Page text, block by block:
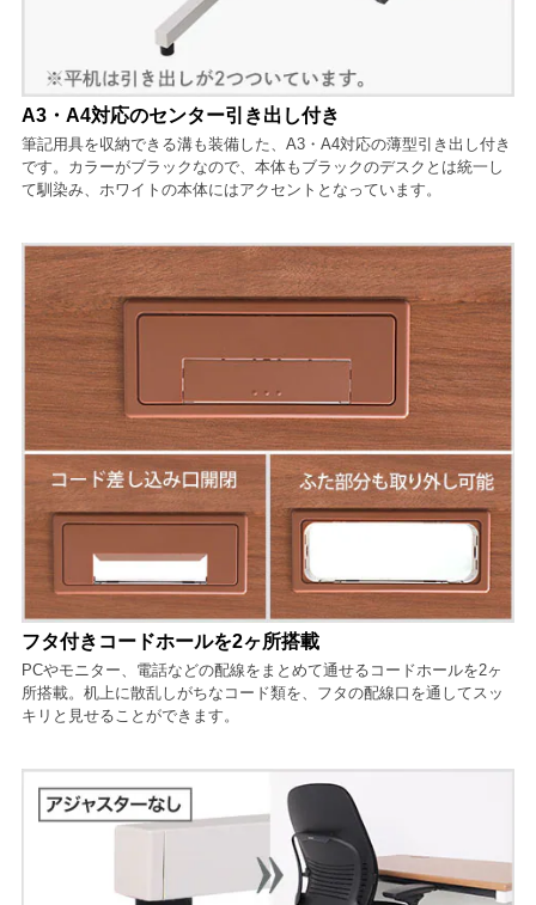
A3・A4対応のセンター引き出し付き
筆記用具を収納できる溝も装備した、A3・A4対応の薄型引き出し付き
です。カラーがブラックなので、本体もブラックのデスクとは統一し
て馴染み、ホワイトの本体にはアクセントとなっています。
フタ付きコードホールを2ヶ所搭載
PCやモニター、電話などの配線をまとめて通せるコードホールを2ヶ
所搭載。机上に散乱しがちなコード類を、フタの配線口を通してスッ
キリと見せることができます。